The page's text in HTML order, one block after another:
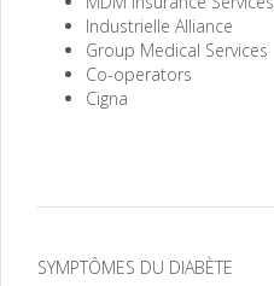
Industrielle Alliance
Group Medical Services
Co-operators
Cigna
SYMPTÔMES DU DIABÈTE